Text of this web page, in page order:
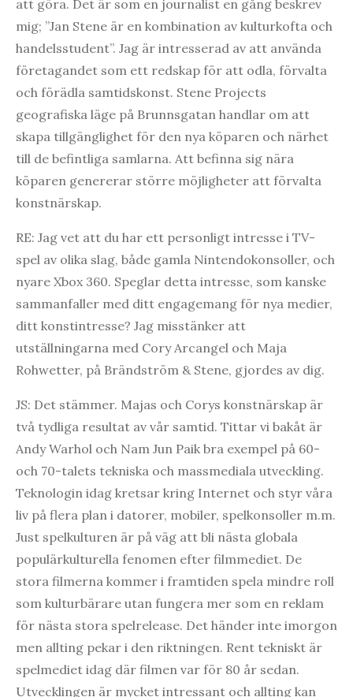
att göra. Det är som en journalist en gång beskrev
mig; ”Jan Stene är en kombination av kulturkofta och
handelsstudent”. Jag är intresserad av att använda
företagandet som ett redskap för att odla, förvalta
och förädla samtidskonst. Stene Projects
geografiska läge på Brunnsgatan handlar om att
skapa tillgänglighet för den nya köparen och närhet
till de befintliga samlarna. Att befinna sig nära
köparen genererar större möjligheter att förvalta
konstnärskap.
RE: Jag vet att du har ett personligt intresse i TV-
spel av olika slag, både gamla Nintendokonsoller, och
nyare Xbox 360. Speglar detta intresse, som kanske
sammanfaller med ditt engagemang för nya medier,
ditt konstintresse? Jag misstänker att
utställningarna med Cory Arcangel och Maja
Rohwetter, på Brändström & Stene, gjordes av dig.
JS: Det stämmer. Majas och Corys konstnärskap är
två tydliga resultat av vår samtid. Tittar vi bakåt är
Andy Warhol och Nam Jun Paik bra exempel på 60-
och 70-talets tekniska och massmediala utveckling.
Teknologin idag kretsar kring Internet och styr våra
liv på flera plan i datorer, mobiler, spelkonsoller m.m.
Just spelkulturen är på väg att bli nästa globala
populärkulturella fenomen efter filmmediet. De
stora filmerna kommer i framtiden spela mindre roll
som kulturbärare utan fungera mer som en reklam
för nästa stora spelrelease. Det händer inte imorgon
men allting pekar i den riktningen. Rent tekniskt är
spelmediet idag där filmen var för 80 år sedan.
Utvecklingen är mycket intressant och allting kan